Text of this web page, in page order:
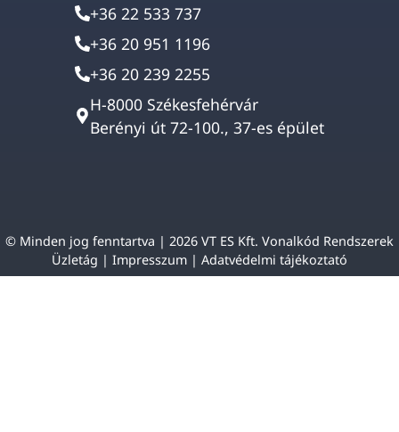
+36 22 533 737
+36 20 951 1196
+36 20 239 2255
H-8000 Székesfehérvár
Berényi út 72-100., 37-es épület
© Minden jog fenntartva | 2026 VT ES Kft. Vonalkód Rendszerek
Üzletág | Impresszum | Adatvédelmi tájékoztató